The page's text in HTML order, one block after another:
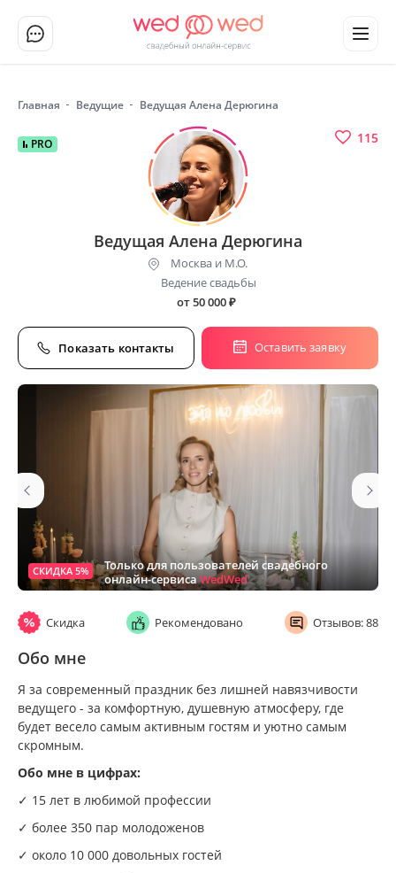
Главная Ведущие Ведущая Алена Дерюгина
СКИДКА 5%
Только для пользователей свадебного
онлайн-сервисаWedWed
PRO 115
Ведущая Алена Дерюгина
Москва и М.О.
Ведение свадьбы
от 50 000₽
Оставить заявку
Показать контакты
Скидка Рекомендовано Отзывов: 88
Обо мне
Я за современный праздник без лишней навязчивости
ведущего - за комфортную, душевную атмосферу, где
будет весело самым активным гостям и уютно самым
скромным.
Обо мне в цифрах:
✓ 15 лет в любимой профессии
✓ более 350 пар молодоженов
✓ около 10 000 довольных гостей